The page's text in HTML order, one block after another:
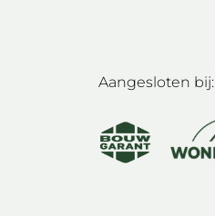
Aangesloten bij: